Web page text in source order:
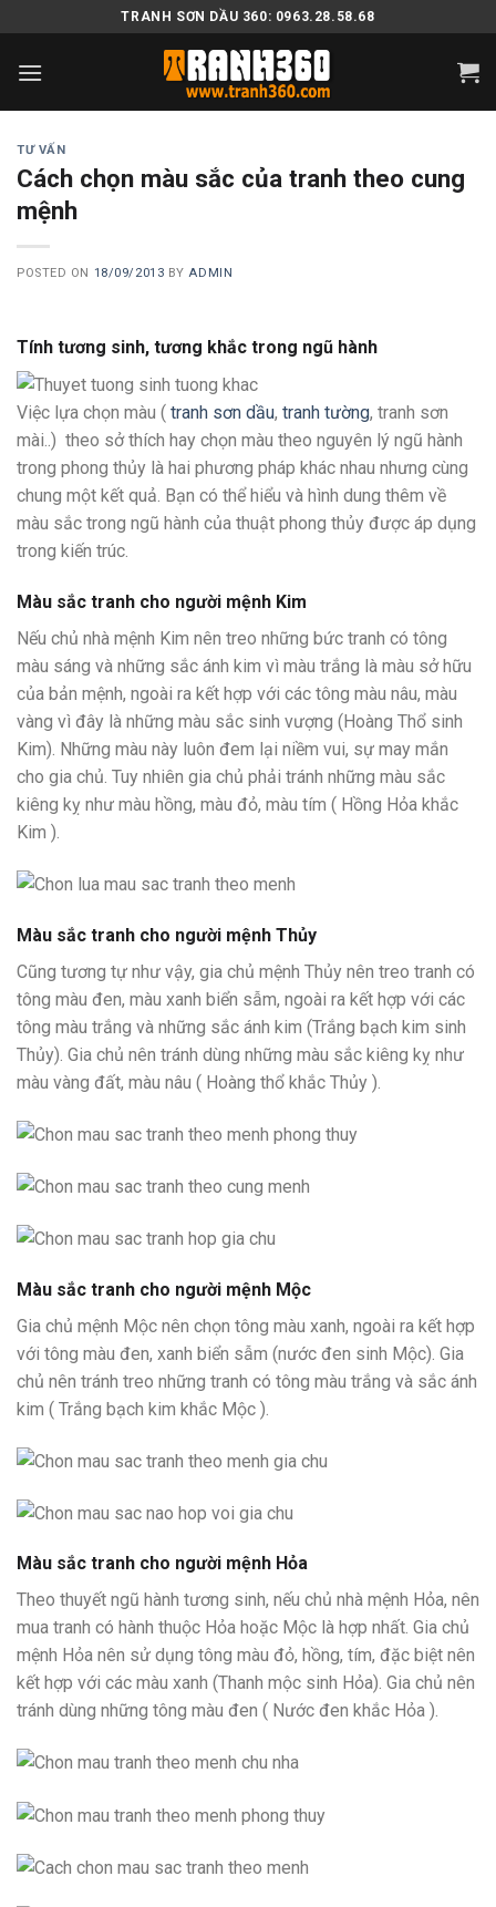
to
content
TRANH SƠN DẦU 360: 0963.28.58.68
TƯ VẤN
Cách chọn màu sắc của tranh theo cung
mệnh
POSTED ON 18/09/2013 BY ADMIN
Tính tương sinh, tương khắc trong ngũ hành
Việc lựa chọn màu ( tranh sơn dầu, tranh tường, tranh sơn
mài..) theo sở thích hay chọn màu theo nguyên lý ngũ hành
trong phong thủy là hai phương pháp khác nhau nhưng cùng
chung một kết quả. Bạn có thể hiểu và hình dung thêm về
màu sắc trong ngũ hành của thuật phong thủy được áp dụng
trong kiến trúc.
Màu sắc tranh cho người mệnh Kim
Nếu chủ nhà mệnh Kim nên treo những bức tranh có tông
màu sáng và những sắc ánh kim vì màu trắng là màu sở hữu
của bản mệnh, ngoài ra kết hợp với các tông màu nâu, màu
vàng vì đây là những màu sắc sinh vượng (Hoàng Thổ sinh
Kim). Những màu này luôn đem lại niềm vui, sự may mắn
cho gia chủ. Tuy nhiên gia chủ phải tránh những màu sắc
kiêng kỵ như màu hồng, màu đỏ, màu tím ( Hồng Hỏa khắc
Kim ).
Màu sắc tranh cho người mệnh Thủy
Cũng tương tự như vậy, gia chủ mệnh Thủy nên treo tranh có
tông màu đen, màu xanh biển sẫm, ngoài ra kết hợp với các
tông màu trắng và những sắc ánh kim (Trắng bạch kim sinh
Thủy). Gia chủ nên tránh dùng những màu sắc kiêng kỵ như
màu vàng đất, màu nâu ( Hoàng thổ khắc Thủy ).
Màu sắc tranh cho người mệnh Mộc
Gia chủ mệnh Mộc nên chọn tông màu xanh, ngoài ra kết hợp
với tông màu đen, xanh biển sẫm (nước đen sinh Mộc). Gia
chủ nên tránh treo những tranh có tông màu trắng và sắc ánh
kim ( Trắng bạch kim khắc Mộc ).
Màu sắc tranh cho người mệnh Hỏa
Theo thuyết ngũ hành tương sinh, nếu chủ nhà mệnh Hỏa, nên
mua tranh có hành thuộc Hỏa hoặc Mộc là hợp nhất. Gia chủ
mệnh Hỏa nên sử dụng tông màu đỏ, hồng, tím, đặc biệt nên
kết hợp với các màu xanh (Thanh mộc sinh Hỏa). Gia chủ nên
tránh dùng những tông màu đen ( Nước đen khắc Hỏa ).